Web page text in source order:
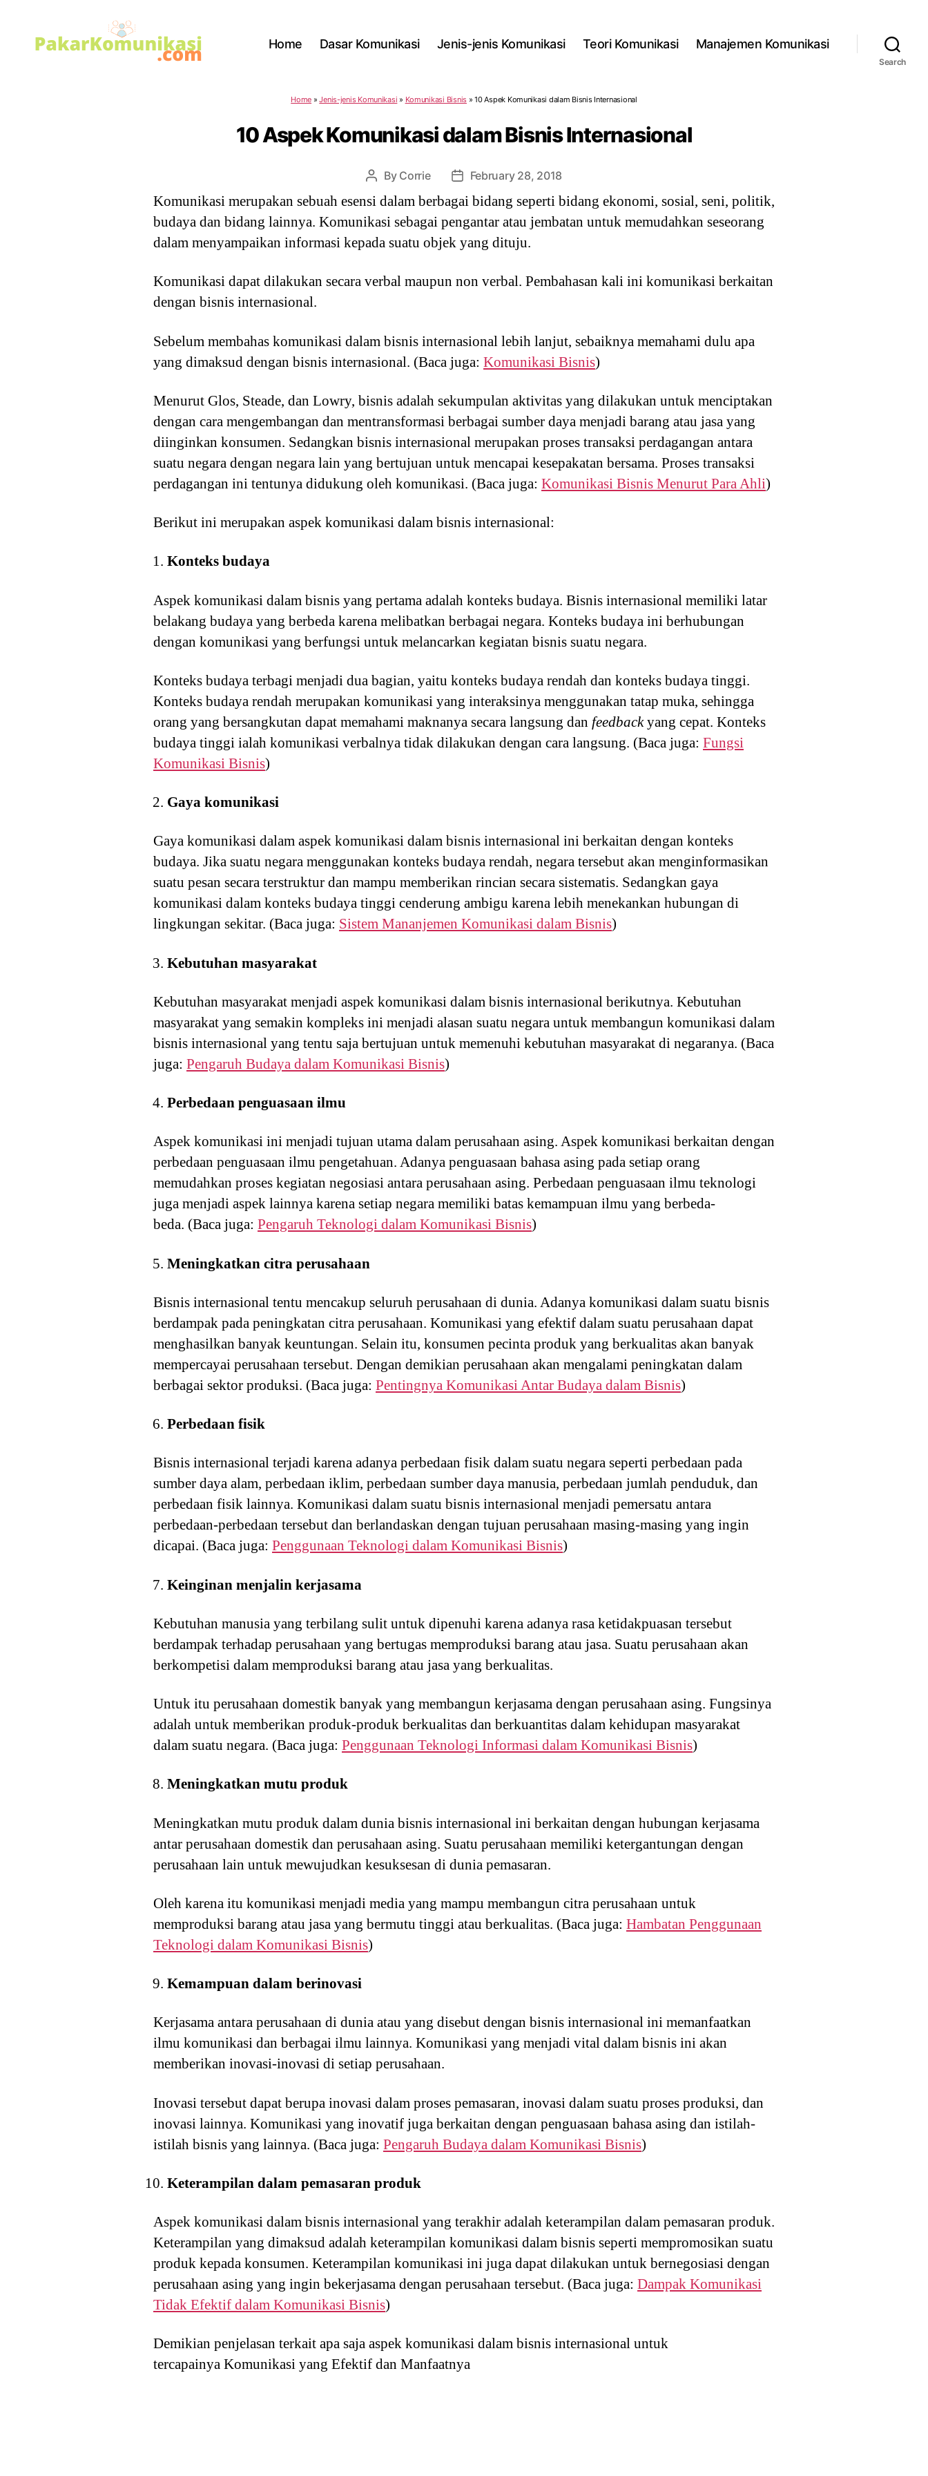
Home Dasar Komunikasi Jenis-jenis Komunikasi Teori Komunikasi Manajemen Komunikasi
Search
Home »Jenis-jenis Komunikasi » Komunikasi Bisnis »10 Aspek Komunikasi dalam Bisnis Internasional
10 Aspek Komunikasi dalam Bisnis Internasional
Post
author
By Corrie
Post
date
February 28, 2018
Komunikasi merupakan sebuah esensi dalam berbagai bidang seperti bidang ekonomi, sosial, seni, politik,
budaya dan bidang lainnya. Komunikasi sebagai pengantar atau jembatan untuk memudahkan seseorang
dalam menyampaikan informasi kepada suatu objek yang dituju.
Komunikasi dapat dilakukan secara verbal maupun non verbal. Pembahasan kali ini komunikasi berkaitan
dengan bisnis internasional.
Sebelum membahas komunikasi dalam bisnis internasional lebih lanjut, sebaiknya memahami dulu apa
yang dimaksud dengan bisnis internasional. (Baca juga: Komunikasi Bisnis)
Menurut Glos, Steade, dan Lowry, bisnis adalah sekumpulan aktivitas yang dilakukan untuk menciptakan
dengan cara mengembangan dan mentransformasi berbagai sumber daya menjadi barang atau jasa yang
diinginkan konsumen. Sedangkan bisnis internasional merupakan proses transaksi perdagangan antara
suatu negara dengan negara lain yang bertujuan untuk mencapai kesepakatan bersama. Proses transaksi
perdagangan ini tentunya didukung oleh komunikasi. (Baca juga: Komunikasi Bisnis Menurut Para Ahli)
Berikut ini merupakan aspek komunikasi dalam bisnis internasional:
Konteks budaya
Aspek komunikasi dalam bisnis yang pertama adalah konteks budaya. Bisnis internasional memiliki latar
belakang budaya yang berbeda karena melibatkan berbagai negara. Konteks budaya ini berhubungan
dengan komunikasi yang berfungsi untuk melancarkan kegiatan bisnis suatu negara.
Konteks budaya terbagi menjadi dua bagian, yaitu konteks budaya rendah dan konteks budaya tinggi.
Konteks budaya rendah merupakan komunikasi yang interaksinya menggunakan tatap muka, sehingga
orang yang bersangkutan dapat memahami maknanya secara langsung dan feedbackyang cepat. Konteks
budaya tinggi ialah komunikasi verbalnya tidak dilakukan dengan cara langsung. (Baca juga: Fungsi
Komunikasi Bisnis)
Gaya komunikasi
Gaya komunikasi dalam aspek komunikasi dalam bisnis internasional ini berkaitan dengan konteks
budaya. Jika suatu negara menggunakan konteks budaya rendah, negara tersebut akan menginformasikan
suatu pesan secara terstruktur dan mampu memberikan rincian secara sistematis. Sedangkan gaya
komunikasi dalam konteks budaya tinggi cenderung ambigu karena lebih menekankan hubungan di
lingkungan sekitar. (Baca juga: Sistem Mananjemen Komunikasi dalam Bisnis)
Kebutuhan masyarakat
Kebutuhan masyarakat menjadi aspek komunikasi dalam bisnis internasional berikutnya. Kebutuhan
masyarakat yang semakin kompleks ini menjadi alasan suatu negara untuk membangun komunikasi dalam
bisnis internasional yang tentu saja bertujuan untuk memenuhi kebutuhan masyarakat di negaranya. (Baca
juga: Pengaruh Budaya dalam Komunikasi Bisnis)
Perbedaan penguasaan ilmu
Aspek komunikasi ini menjadi tujuan utama dalam perusahaan asing. Aspek komunikasi berkaitan dengan
perbedaan penguasaan ilmu pengetahuan. Adanya penguasaan bahasa asing pada setiap orang
memudahkan proses kegiatan negosiasi antara perusahaan asing. Perbedaan penguasaan ilmu teknologi
juga menjadi aspek lainnya karena setiap negara memiliki batas kemampuan ilmu yang berbeda-
beda. (Baca juga: Pengaruh Teknologi dalam Komunikasi Bisnis)
Meningkatkan citra perusahaan
Bisnis internasional tentu mencakup seluruh perusahaan di dunia. Adanya komunikasi dalam suatu bisnis
berdampak pada peningkatan citra perusahaan. Komunikasi yang efektif dalam suatu perusahaan dapat
menghasilkan banyak keuntungan. Selain itu, konsumen pecinta produk yang berkualitas akan banyak
mempercayai perusahaan tersebut. Dengan demikian perusahaan akan mengalami peningkatan dalam
berbagai sektor produksi. (Baca juga: Pentingnya Komunikasi Antar Budaya dalam Bisnis)
Perbedaan fisik
Bisnis internasional terjadi karena adanya perbedaan fisik dalam suatu negara seperti perbedaan pada
sumber daya alam, perbedaan iklim, perbedaan sumber daya manusia, perbedaan jumlah penduduk, dan
perbedaan fisik lainnya. Komunikasi dalam suatu bisnis internasional menjadi pemersatu antara
perbedaan-perbedaan tersebut dan berlandaskan dengan tujuan perusahaan masing-masing yang ingin
dicapai. (Baca juga: Penggunaan Teknologi dalam Komunikasi Bisnis)
Keinginan menjalin kerjasama
Kebutuhan manusia yang terbilang sulit untuk dipenuhi karena adanya rasa ketidakpuasan tersebut
berdampak terhadap perusahaan yang bertugas memproduksi barang atau jasa. Suatu perusahaan akan
berkompetisi dalam memproduksi barang atau jasa yang berkualitas.
Untuk itu perusahaan domestik banyak yang membangun kerjasama dengan perusahaan asing. Fungsinya
adalah untuk memberikan produk-produk berkualitas dan berkuantitas dalam kehidupan masyarakat
dalam suatu negara. (Baca juga: Penggunaan Teknologi Informasi dalam Komunikasi Bisnis)
Meningkatkan mutu produk
Meningkatkan mutu produk dalam dunia bisnis internasional ini berkaitan dengan hubungan kerjasama
antar perusahaan domestik dan perusahaan asing. Suatu perusahaan memiliki ketergantungan dengan
perusahaan lain untuk mewujudkan kesuksesan di dunia pemasaran.
Oleh karena itu komunikasi menjadi media yang mampu membangun citra perusahaan untuk
memproduksi barang atau jasa yang bermutu tinggi atau berkualitas. (Baca juga: Hambatan Penggunaan
Teknologi dalam Komunikasi Bisnis)
Kemampuan dalam berinovasi
Kerjasama antara perusahaan di dunia atau yang disebut dengan bisnis internasional ini memanfaatkan
ilmu komunikasi dan berbagai ilmu lainnya. Komunikasi yang menjadi vital dalam bisnis ini akan
memberikan inovasi-inovasi di setiap perusahaan.
Inovasi tersebut dapat berupa inovasi dalam proses pemasaran, inovasi dalam suatu proses produksi, dan
inovasi lainnya. Komunikasi yang inovatif juga berkaitan dengan penguasaan bahasa asing dan istilah-
istilah bisnis yang lainnya. (Baca juga: Pengaruh Budaya dalam Komunikasi Bisnis)
Keterampilan dalam pemasaran produk
Aspek komunikasi dalam bisnis internasional yang terakhir adalah keterampilan dalam pemasaran produk.
Keterampilan yang dimaksud adalah keterampilan komunikasi dalam bisnis seperti mempromosikan suatu
produk kepada konsumen. Keterampilan komunikasi ini juga dapat dilakukan untuk bernegosiasi dengan
perusahaan asing yang ingin bekerjasama dengan perusahaan tersebut. (Baca juga: Dampak Komunikasi
Tidak Efektif dalam Komunikasi Bisnis)
Demikian penjelasan terkait apa saja aspek komunikasi dalam bisnis internasional untuk
tercapainya Komunikasi yang Efektif dan Manfaatnya